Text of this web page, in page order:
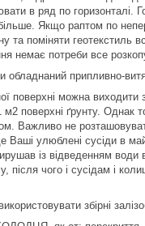
в ряд по горизонталі.
Якщо раптом по
та поміняти геотекстиль
немає потреби все
припливно-
поверхні можна
поверхні ґрунту. Однак
Важливо не
Ваші улюблені сусіди в
із відведенням
чого і сусідам і
збірні